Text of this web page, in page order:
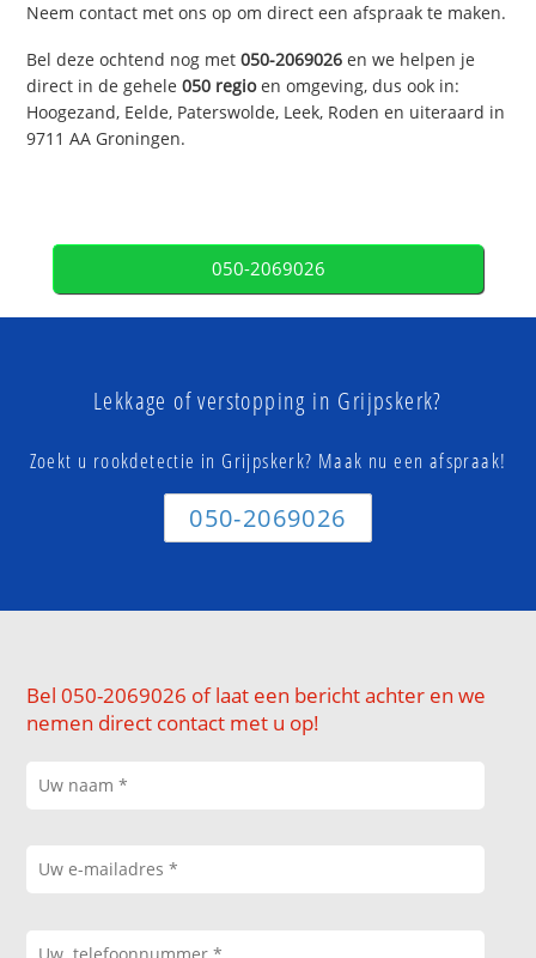
Neem contact met ons op om direct een afspraak te maken.
Bel deze ochtend nog met050-2069026 en we helpen je
direct in de gehele050 regioen omgeving, dus ook in:
Hoogezand, Eelde, Paterswolde, Leek, Roden en uiteraard in
9711 AA Groningen.
050-2069026
Lekkage of verstopping in Grijpskerk?
Zoekt u rookdetectie in Grijpskerk? Maak nu een afspraak!
050-2069026
Bel 050-2069026 of laat een bericht achter en we
nemen direct contact met u op!